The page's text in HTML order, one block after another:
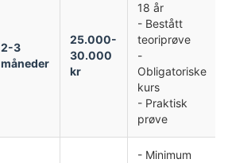
2-3
måneder
25.000-
30.000
kr
18 år
- Bestått
teoriprøve
-
Obligatoriske
kurs
- Praktisk
prøve
- Minimum